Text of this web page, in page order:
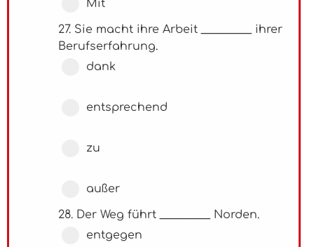
Mit
27. Sie macht ihre Arbeit _________ ihrer
Berufserfahrung.
dank
entsprechend
zu
außer
28. Der Weg führt _________ Norden.
entgegen